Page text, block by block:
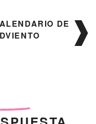
DE